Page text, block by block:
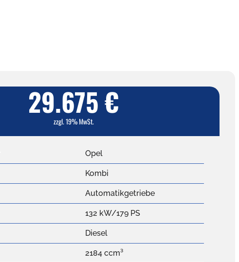
29.675 €
zzgl. 19% MwSt.
Opel
Kombi
Automatikgetriebe
132 kW/179 PS
Diesel
2184 ccm³